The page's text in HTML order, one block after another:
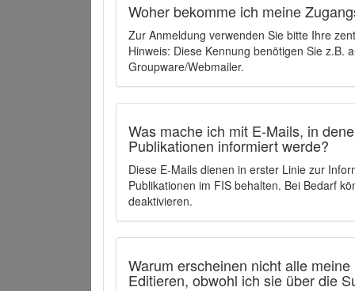
Woher bekomme ich meine
Zur Anmeldung verwenden Sie bitte Ihre
Hinweis: Diese Kennung benötigen Sie z.B.
Groupware/Webmailer.
Was mache ich mit E-Mails, in
Publikationen informiert werde?
Diese E-Mails dienen in erster Linie zur
Publikationen im FIS behalten. Bei Bedarf
deaktivieren.
Warum erscheinen nicht alle
Editieren, obwohl ich sie über die